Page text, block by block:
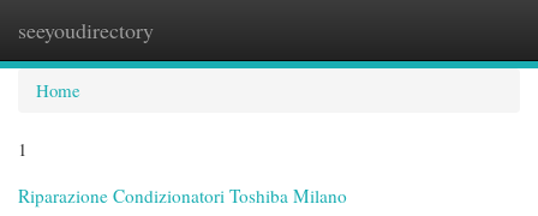
seeyoudirectory
Home
1
Riparazione Condizionatori Toshiba Milano